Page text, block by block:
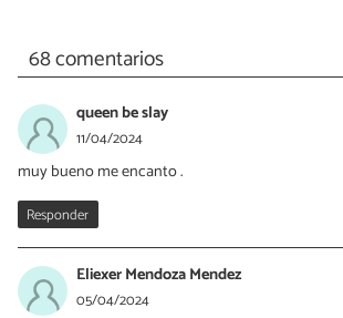
68 comentarios
queen be slay
11/04/2024
muy bueno me encanto .
Responder
Eliexer Mendoza Mendez
05/04/2024